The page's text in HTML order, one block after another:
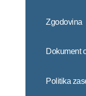
Zgodovina
Dokument
Politika